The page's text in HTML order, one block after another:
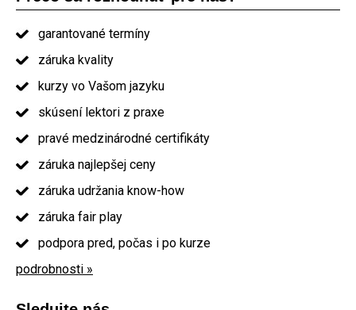
garantované termíny
záruka kvality
kurzy vo Vašom jazyku
skúsení lektori z praxe
pravé medzinárodné certifikáty
záruka najlepšej ceny
záruka udržania know-how
záruka fair play
podpora pred, počas i po kurze
podrobnosti »